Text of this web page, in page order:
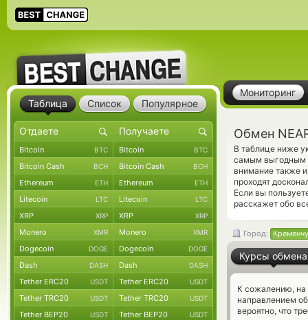
Мониторинг
Обмен
В таблице ниже
самым выгодным
внимание также
проходят
Если вы
расскажет обо
Город:
Курсы обмена
К сожалению, на
направлением
вероятно, что
Таблица Список Популярное
Bitcoin BTC Bitcoin BTC
Bitcoin Cash BCH Bitcoin Cash BCH
Ethereum ETH Ethereum ETH
Litecoin LTC Litecoin LTC
XRP XRP XRP XRP
Monero XMR Monero XMR
Dogecoin DOGE Dogecoin DOGE
Dash DASH Dash DASH
Tether ERC20 USDT Tether ERC20 USDT
Tether TRC20 USDT Tether TRC20 USDT
Tether BEP20 USDT Tether BEP20 USDT